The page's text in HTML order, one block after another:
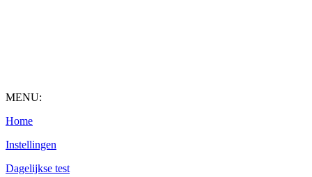
MENU:
Home
Instellingen
Dagelijkse test